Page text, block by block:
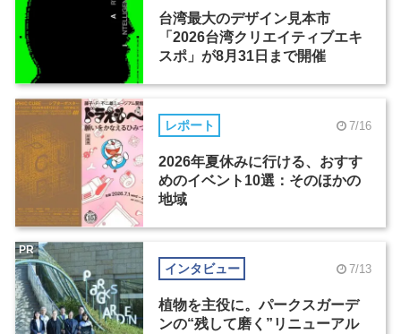
台湾最大のデザイン見本市
「2026台湾クリエイティブエキ
スポ」が8月31日まで開催
レポート 7/16
2026年夏休みに行ける、おすす
めのイベント10選：そのほかの
地域
インタビュー 7/13
植物を主役に。パークスガーデ
ンの“残して磨く”リニューアル
PR